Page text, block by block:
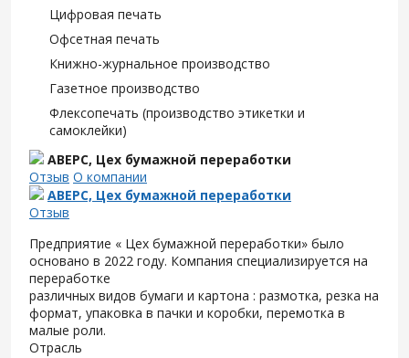
Цифровая печать
Офсетная печать
Книжно-журнальное производство
Газетное производство
Флексопечать (производство этикетки и
самоклейки)
АВЕРС, Цех бумажной переработки
Отзыв О компании
АВЕРС, Цех бумажной переработки
Отзыв
Предприятие « Цех бумажной переработки» было
основано в 2022 году. Компания специализируется на
переработке
различных видов бумаги и картона : размотка, резка на
формат, упаковка в пачки и коробки, перемотка в
малые роли.
Отрасль